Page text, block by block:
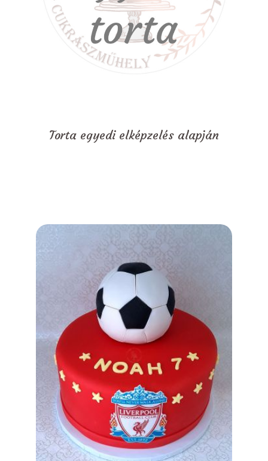
Torta egyedi elképzelés alapján